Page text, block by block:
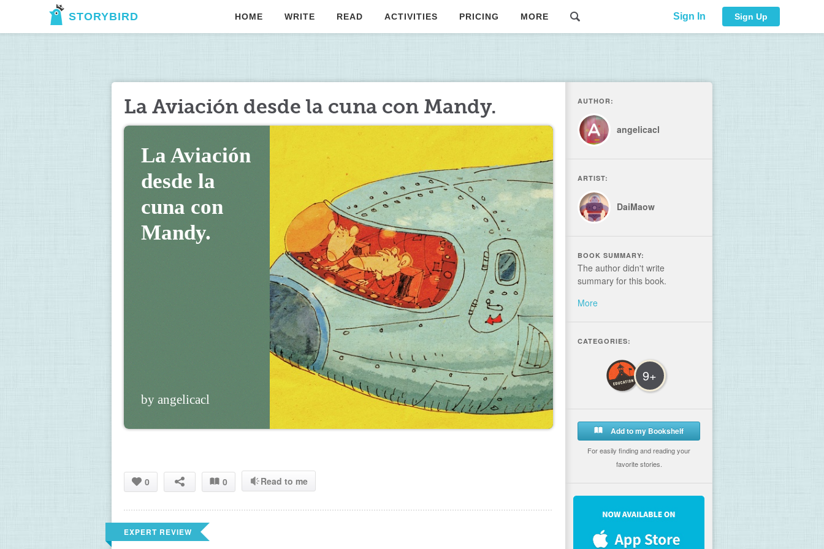
STORYBIRD HOME WRITE READ ACTIVITIES PRICING MORE Sign In Sign Up
La Aviación desde la cuna con Mandy.
La Aviación
desde la
cuna con
Mandy.
by angelicacl
0 0 Read to me
EXPERT REVIEW
AUTHOR:
angelicacl
ARTIST:
DaiMaow
BOOK SUMMARY:
The author didn't write
summary for this book.
More
CATEGORIES:
9+
Add to my Bookshelf
For easily finding and reading your
favorite stories.